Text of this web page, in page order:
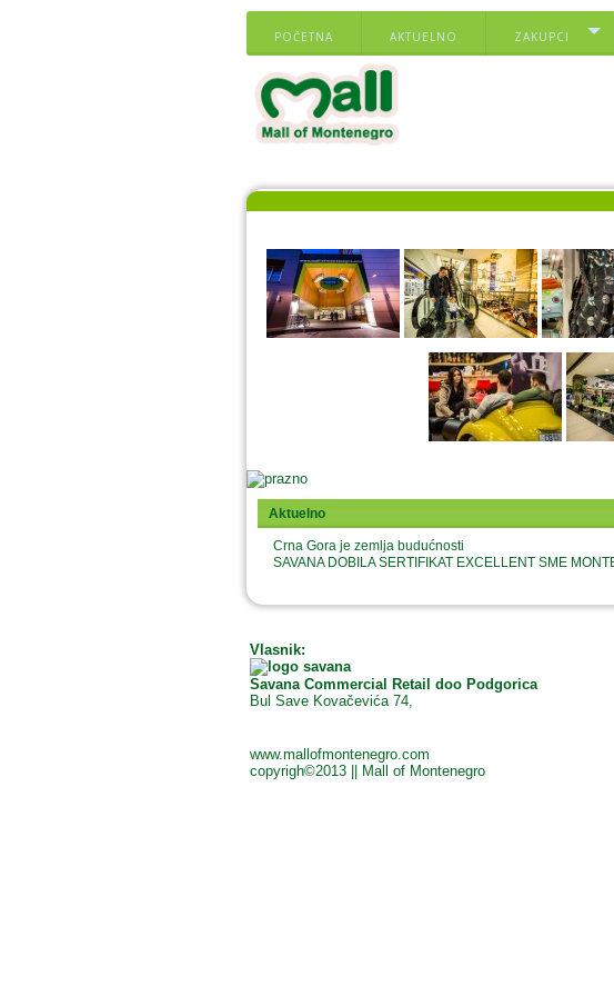
POČETNA AKTUELNO ZAKUPCI
Aktuelno
Crna Gora je zemlja budućnosti
SAVANA DOBILA SERTIFIKAT EXCELLENT SME
Vlasnik:
Savana Commercial Retail doo Podgorica
Bul Save Kovačevića 74,
www.mallofmontenegro.com
copyrigh©2013 || Mall of Montenegro